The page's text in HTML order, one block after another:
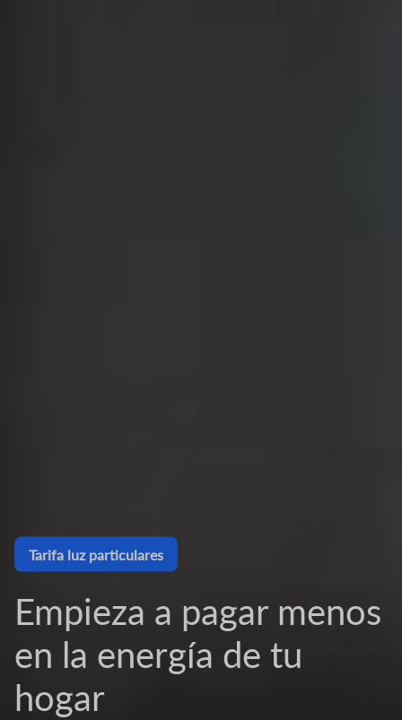
Tarifa luz particulares
Empieza a pagar menos
en la energía de tu
hogar